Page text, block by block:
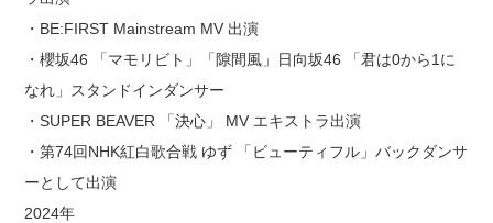
・BE:FIRST Mainstream MV 出演
・櫻坂46 「マモリビト」「隙間風」日向坂46 「君は0から1に
なれ」スタンドインダンサー
・SUPER BEAVER 「決心」 MV エキストラ出演
・第74回NHK紅白歌合戦 ゆず 「ビューティフル」バックダンサ
ーとして出演
2024年